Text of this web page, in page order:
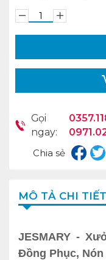
Gọi
ngay:
Chia sẻ
MÔ TẢ CHI TIẾT
JESMARY -
Đồng Phục,